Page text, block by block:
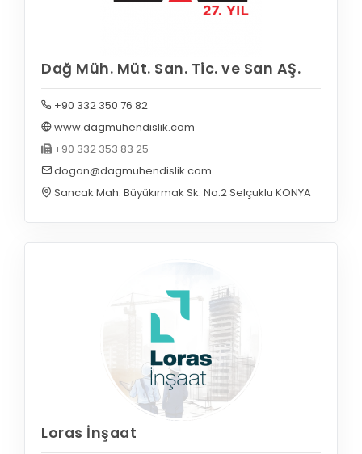
Dağ Müh. Müt. San. Tic. ve San AŞ.
+90 332 350 76 82
www.dagmuhendislik.com
+90 332 353 83 25
dogan@dagmuhendislik.com
Sancak Mah. Büyükırmak Sk. No.2 Selçuklu KONYA
Loras İnşaat